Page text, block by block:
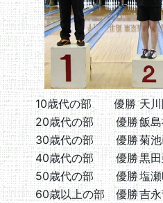
10歳代の部 優勝 天
20歳代の部 優勝飯
30歳代の部 優勝菊
40歳代の部 優勝黒
50歳代の部 優勝塩
60歳以上の部 優勝吉